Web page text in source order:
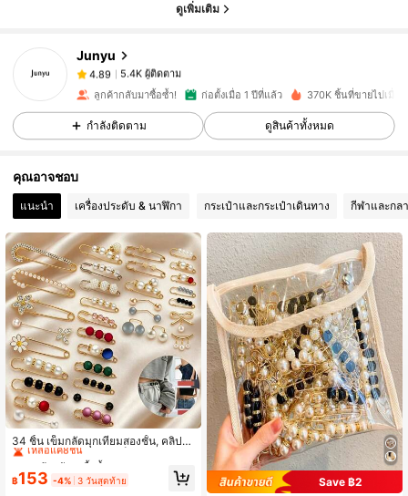
ดูเพิ่มเติม
Junyu
5.4K ผู้ติดตาม
4.89 5.4K ผู้ติดตาม
4.89
4.89 5.4K ผู้ติดตาม
4.89 5.4K ผู้ติดตาม
4.89 5.4K ผู้ติดตาม
4.89 5.4K ผู้ติดตาม
ลูกค้ากลับมาซื้อซ้ำ! ก่อตั้งเมื่อ 1 ปีที่แล้ว 370K ชิ้นที่ขายไปเมื่อเ
กำลังติดตาม ดูสินค้าทั้งหมด
คุณอาจชอบ
แนะนำ เครื่องประดับ & นาฬิกา กระเป๋าและกระเป๋าเดินทาง กีฬาและกล
34 ชิ้น เข็มกลัดมุกเทียมสองชั้น, คลิปผ้
าคลุมไหล่แบบวินเทจ, เข็มกลัดหมวก, เ
ข็มกลัดคอเสื้อตกแต่ง, ตัวยึดปุ่ม, เข็มกลั
ดนิรภัยสำหรับเสื้อผ้า, เข็มขัด และการต
ลูกค้ากลับมาซื้อซ้ำ!
เหลือแค่8ชิ้น
ลูกค้ากลับมาซื้อซ้ำ!
เหลือแค่8ชิ้น
ลูกค้ากลับมาซื้อซ้ำ!
เหลือแค่8ชิ้น
ลูกค้ากลับมาซื้อซ้ำ!
฿153 -4% 3 วันสุดท้าย
Save ฿2